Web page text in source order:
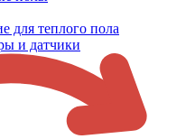
для теплого пола
и датчики